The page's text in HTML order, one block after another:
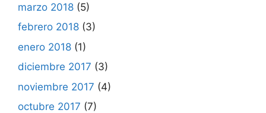
marzo 2018 (5)
febrero 2018 (3)
enero 2018 (1)
diciembre 2017 (3)
noviembre 2017 (4)
octubre 2017 (7)